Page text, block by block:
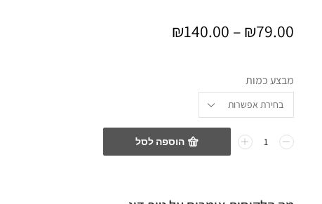
₪79.00
–
₪140.00
מבצע כמות
הוספה לסל